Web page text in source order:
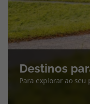
Destinos
Para explorar ao